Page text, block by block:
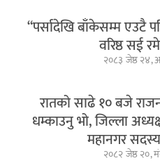
“पर्सादेखि बाँकेसम्म एउटै
वरिष्ठ सई
२०८३ जेष्ठ २४,
रातको साढे १० बजे
धम्काउनु भो, जिल्ला
महानगर सदस्य
२०८२ जेष्ठ २०,